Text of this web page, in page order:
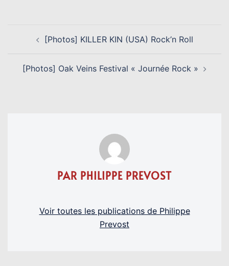
D’ARTICLE[Photos] KILLER KIN (USA) Rock’n Roll
[Photos] Oak Veins Festival « Journée Rock »
PAR PHILIPPE PREVOST
Voir toutes les publications de Philippe
Prevost